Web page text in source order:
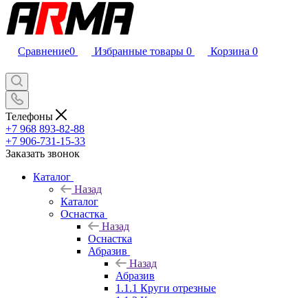
Сравнение0 Избранные товары 0 Корзина 0
Телефоны
+7 968 893-82-88
+7 906-731-15-33
Заказать звонок
Каталог
Назад
Каталог
Оснастка
Назад
Оснастка
Абразив
Назад
Абразив
1.1.1 Круги отрезные